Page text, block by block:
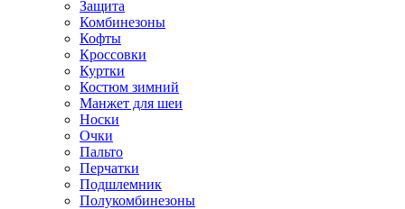
Защита
Комбинезоны
Кофты
Кроссовки
Куртки
Костюм зимний
Манжет для шеи
Носки
Очки
Пальто
Перчатки
Подшлемник
Полукомбинезоны